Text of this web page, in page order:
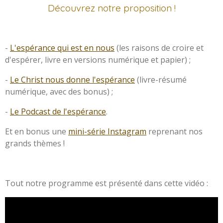
Découvrez notre proposition !
- L'espérance qui est en nous (les raisons de croire et
d'espérer, livre en versions numérique et papier) ;
- Le Christ nous donne l'espérance (livre-résumé
numérique, avec des bonus) ;
- Le Podcast de l'espérance.
Et en bonus une mini-série Instagram reprenant nos
grands thèmes !
Tout notre programme est présenté dans cette vidéo :